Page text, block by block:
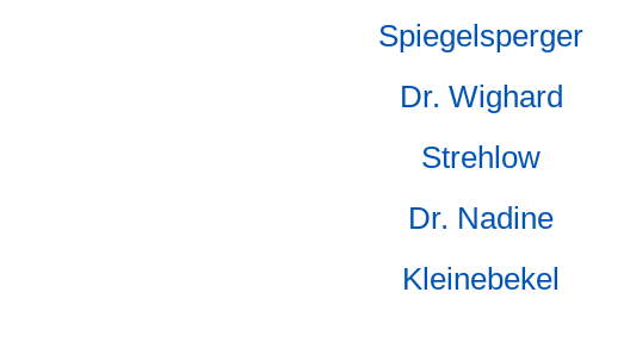
Spiegelsperger
Dr. Wighard
Strehlow
Dr. Nadine
Kleinebekel